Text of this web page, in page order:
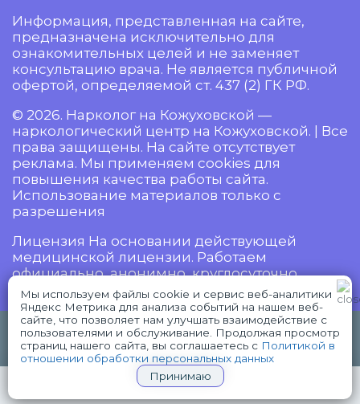
Информация, представленная на сайте,
предназначена исключительно для
ознакомительных целей и не заменяет
консультацию врача. Не является публичной
офертой, определяемой ст. 437 (2) ГК РФ.
© 2026. Нарколог на Кожуховской —
наркологический центр на Кожуховской. | Все
права защищены. На сайте отсутствует
реклама. Мы применяем cookies для
повышения качества работы сайта.
Использование материалов только с
разрешения
Лицензия На основании действующей
медицинской лицензии. Работаем
официально, анонимно, круглосуточно.
18+ Имеются противопоказания,
проконсультируйтесь с врачом.
СРОЧНЫЙ ВЫЗОВ НАРКОЛОГА+7(926)730-90-67
WhatsApp Telegram
Мы используем файлы cookie и сервис веб-аналитики
Яндекс Метрика для анализа событий на нашем веб-
сайте, что позволяет нам улучшать взаимодействие с
пользователями и обслуживание. Продолжая просмотр
страниц нашего сайта, вы соглашаетесь с Политикой в
отношении обработки персональных данных
Принимаю